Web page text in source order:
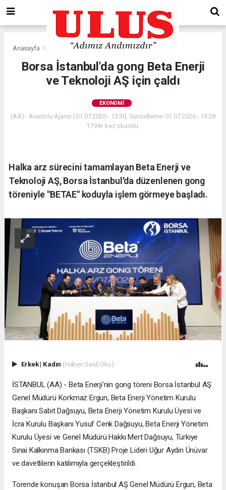
Anasayfa Ekonomi
Borsa İstanbul'da gong Beta Enerji
ve Teknoloji AŞ için çaldı
EKONOMI
(AA) - Anadolu Ajansı | 01.07.2026 - 13:30, Güncelleme: 01.07.2026 - 13:28
1794+ kez okundu.
Halka arz sürecini tamamlayan Beta Enerji ve
Teknoloji AŞ, Borsa İstanbul'da düzenlenen gong
töreniyle "BETAE" koduyla işlem görmeye başladı.
Erkek| Kadın (Haberi Sesli Oku)
İSTANBUL (AA) - Beta Enerji'nin gong töreni Borsa İstanbul AŞ
Genel Müdürü Korkmaz Ergun, Beta Enerji Yönetim Kurulu
Başkanı Sabit Dağsuyu, Beta Enerji Yönetim Kurulu Üyesi ve
İcra Kurulu Başkanı Yusuf Cenk Dağsuyu, Beta Enerji Yönetim
Kurulu Üyesi ve Genel Müdürü Hakkı Mert Dağsuyu, Türkiye
Sınai Kalkınma Bankası (TSKB) Proje Lideri Uğur Aydın Ünüvar
ve davetlilerin katılımıyla gerçekleştirildi.
Törende konuşan Borsa İstanbul AŞ Genel Müdürü Ergun, Beta